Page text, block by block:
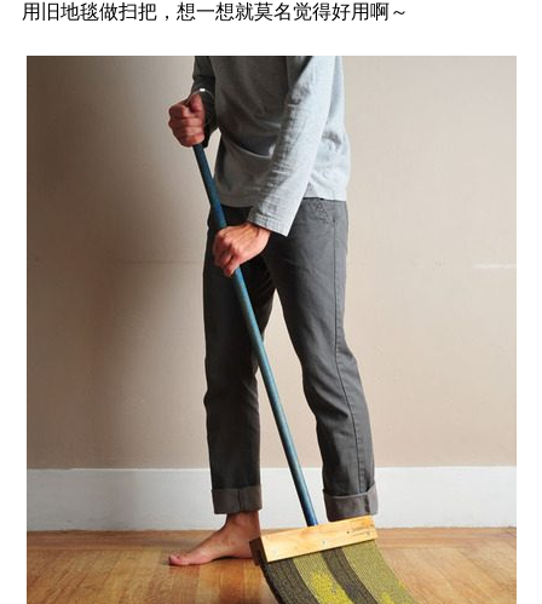
用旧地毯做扫把，想一想就莫名觉得好用啊～